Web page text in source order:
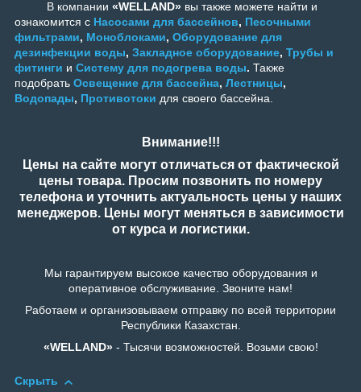
В компании «WELLAND» вы также можете найти и
ознакомится с Насосами для бассейнов, Песочными
фильтрами, Моноблоками, Оборудование для
дезинфекции воды, Закладное оборудование, Трубы и
фитинги и Систему для подогрева воды. Также
подобрать Освещение для бассейна, Лестницы,
Водопады, Противотоки для своего бассейна.
Внимание!!!
Цены на сайте могут отличаться от фактической
цены товара. Просим позвонить по номеру
телефона и уточнить актуальность цены у наших
менеджеров. Цены могут меняться в зависимости
от курса и логистики.
Мы гарантируем высокое качество оборудования и
оперативное обслуживание. Звоните нам!
Работаем и организовываем отправку по всей территории
Республики Казахстан.
«WELLAND»- Тысячи возможностей. Возьми свою!
Скрыть